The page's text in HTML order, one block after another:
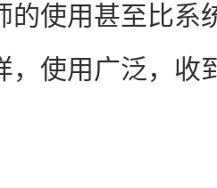
的使用甚至比系
，使用广泛，收